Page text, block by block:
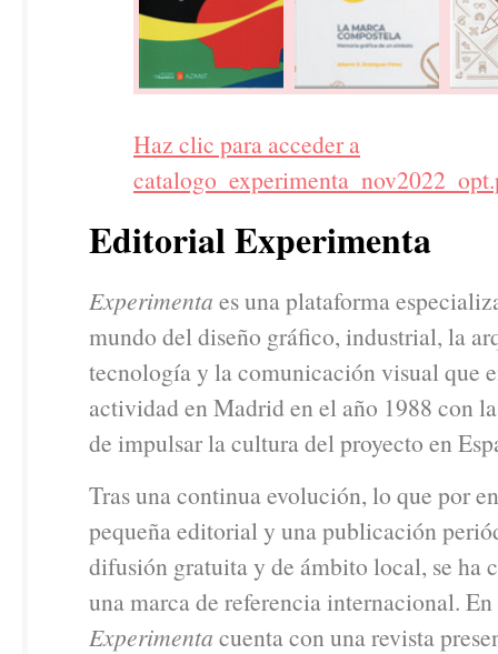
Haz clic para acceder a
Editorial Experimenta
Experimenta es una plataforma
mundo del diseño gráfico, industrial, la
tecnología y la comunicación visual que
actividad en Madrid en el año 1988 con
de impulsar la cultura del proyecto en
Tras una continua evolución, lo que por
pequeña editorial y una publicación
difusión gratuita y de ámbito local, se ha
una marca de referencia internacional.
Experimenta cuenta con una revista